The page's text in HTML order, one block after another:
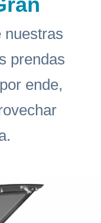
nuestras
prendas
ende,